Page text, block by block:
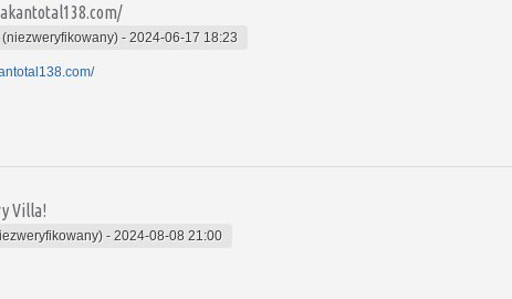
- 2024-06-17 18:23
Villa!
- 2024-08-08 21:00